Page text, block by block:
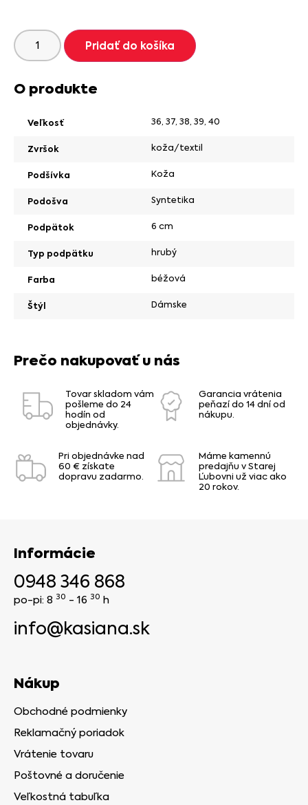
Pridať do košíka
O produkte
Veľkosť 36, 37, 38, 39, 40
Zvršok koža/textil
Podšívka Koža
Podošva Syntetika
Podpätok 6 cm
Typ podpätku hrubý
Farba béžová
Štýl Dámske
Prečo nakupovať u nás
Tovar skladom vám
pošleme do 24
hodín od
objednávky.
Garancia vrátenia
peňazí do 14 dní od
nákupu.
Pri objednávke nad
60 € získate
dopravu zadarmo.
Máme kamennú
predajňu v Starej
Ľubovni už viac ako
20 rokov.
Informácie
0948 346 868
po-pi: 8 30 - 16 30 h
info@kasiana.sk
Nákup
Obchodné podmienky
Reklamačný poriadok
Vrátenie tovaru
Poštovné a doručenie
Veľkostná tabuľka